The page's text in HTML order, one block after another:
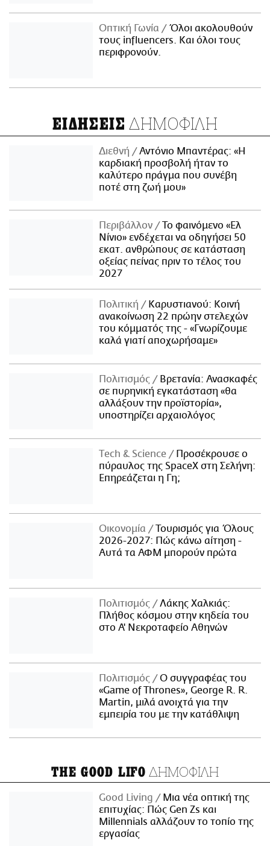
Οπτική Γωνία
Όλοι ακολουθούν
τους influencers. Και όλοι τους
περιφρονούν.
ΕΙΔΗΣΕΙΣ ΔΗΜΟΦΙΛΗ
Διεθνή
Αντόνιο Μπαντέρας: «Η
καρδιακή προσβολή ήταν το
καλύτερο πράγμα που συνέβη
ποτέ στη ζωή μου»
Περιβάλλον
Το φαινόμενο «Ελ
Νίνιο» ενδέχεται να οδηγήσει 50
εκατ. ανθρώπους σε κατάσταση
οξείας πείνας πριν το τέλος του
2027
Πολιτική
Καρυστιανού: Κοινή
ανακοίνωση 22 πρώην στελεχών
του κόμματός της - «Γνωρίζουμε
καλά γιατί αποχωρήσαμε»
Πολιτισμός
Βρετανία: Ανασκαφές
σε πυρηνική εγκατάσταση «θα
αλλάξουν την προϊστορία»,
υποστηρίζει αρχαιολόγος
Τech & Science
Προσέκρουσε ο
πύραυλος της SpaceX στη Σελήνη:
Επηρεάζεται η Γη;
Οικονομία
Τουρισμός για Όλους
2026-2027: Πώς κάνω αίτηση -
Αυτά τα ΑΦΜ μπορούν πρώτα
Πολιτισμός
Λάκης Χαλκιάς:
Πλήθος κόσμου στην κηδεία του
στο Α' Νεκροταφείο Αθηνών
Πολιτισμός
Ο συγγραφέας του
«Game of Thrones», George R. R.
Martin, μιλά ανοιχτά για την
εμπειρία του με την κατάθλιψη
THE GOOD LIFO ΔΗΜΟΦΙΛΗ
Good Living
Μια νέα οπτική της
επιτυχίας: Πώς Gen Zs και
Millennials αλλάζουν το τοπίο της
εργασίας